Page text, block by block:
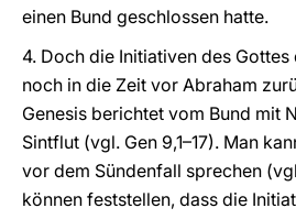
einen Bund geschlossen hatte.
4. Doch die Initiativen des Gottes
noch in die Zeit vor Abraham
Genesis berichtet vom Bund mit
Sintflut (vgl. Gen 9,1–17). Man
vor dem Sündenfall sprechen
können feststellen, dass die